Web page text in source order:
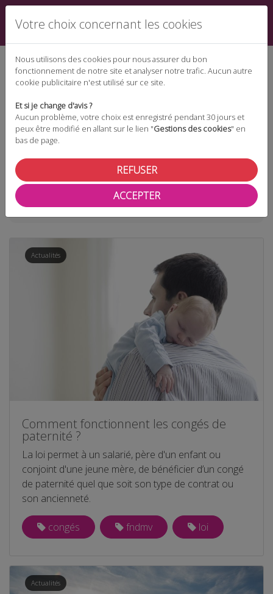
Espace téléchargement
Espace adhérent
Taxonomie congés
Actualités
Comment fonctionnent les congés de
paternité ?
La loi permet à un salarié, père d'un enfant ou
conjoint d'une jeune mère, de bénéficier d’un congé
de paternité quel que soit son type de contrat ou
son ancienneté.
congés fndmv loi
Actualités
Votre choix concernant les cookies
Nous utilisons des cookies pour nous assurer du bon
fonctionnement de notre site et analyser notre trafic. Aucun autre
cookie publicitaire n'est utilisé sur ce site.
Et si je change d'avis ?
Aucun problème, votre choix est enregistré pendant 30 jours et
peux être modifié en allant sur le lien "Gestions des cookies" en
bas de page.
REFUSER
ACCEPTER